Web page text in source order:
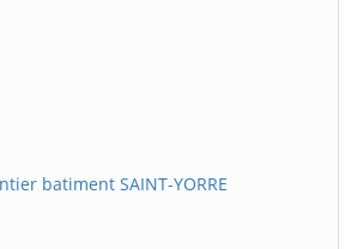
batiment SAINT-YORRE